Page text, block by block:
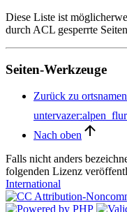
Diese Liste ist
durch ACL gesperrte
Seiten-Werkzeuge
Zurück zu
Nach oben
Falls nicht anders
folgenden Lizenz
International